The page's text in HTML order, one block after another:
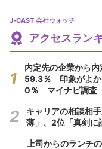
J-CAST 会社ウォッチ
アクセスラン
内定先の企業から
59.3％ 印象がよか
0％ マイナビ調査
キャリアの相談相
薄」、2位「真剣に
上司からのラン